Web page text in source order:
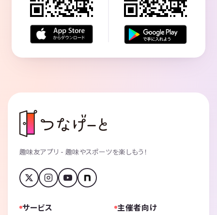
趣味友アプリ - 趣味やスポーツを楽しもう！
サービス 主催者向け